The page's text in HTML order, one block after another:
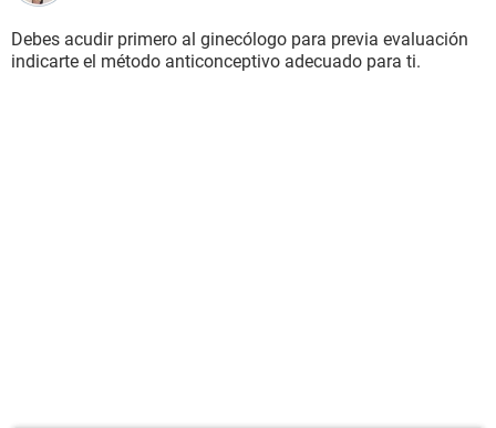
Debes acudir primero al ginecólogo para previa evaluación
indicarte el método anticonceptivo adecuado para ti.